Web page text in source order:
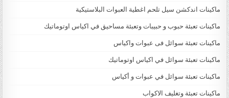
ماكينات اندكشن سيل تلحم اغطية العبوات البلاستيكية
ماكينات تعبئة حبوب و حبيبات وتعبئة مساحيق في اكياس اوتوماتيك
ماكينات تعبئة سوائل فى عبوات واكياس
ماكينات تعبئة سوائل في اكياس اوتوماتيك
ماكينات تعبئة سوائل في عبوات و أكياس
ماكينات تعبئة وتغليف الاكواب